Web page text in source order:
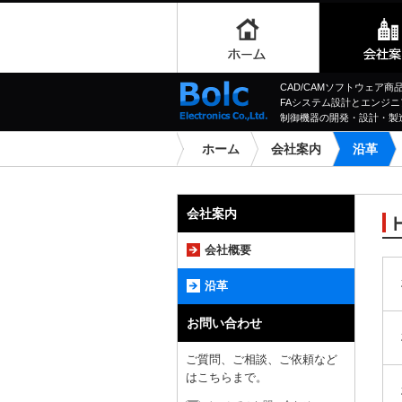
CAD/CAMソフトウェア商
FAシステム設計とエンジ
制御機器の開発・設計・製
ホーム 会社案内 沿革
会社案内
会社概要
沿革
お問い合わせ
ご質問、ご相談、ご依頼など
はこちらまで。